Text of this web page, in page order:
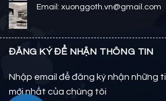
Email: xuonggoth.vn@gmail.com
ĐĂNG KÝ ĐỂ NHẬN THÔNG TIN
Nhập email để đăng ký nhận những
mới nhất của chúng tôi